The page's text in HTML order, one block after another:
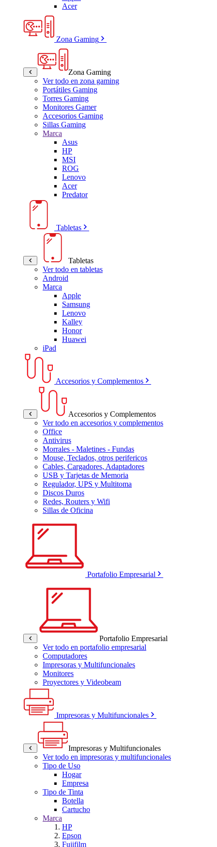
Acer
Zona Gaming
Zona Gaming
Ver todo en zona gaming
Portátiles Gaming
Torres Gaming
Monitores Gamer
Accesorios Gaming
Sillas Gaming
Marca
Asus
HP
MSI
ROG
Lenovo
Acer
Predator
Tabletas
Tabletas
Ver todo en tabletas
Android
Marca
Apple
Samsung
Lenovo
Kalley
Honor
Huawei
iPad
Accesorios y Complementos
Accesorios y Complementos
Ver todo en accesorios y complementos
Office
Antivirus
Morrales - Maletines - Fundas
Mouse, Teclados, otros perifericos
Cables, Cargadores, Adaptadores
USB y Tarjetas de Memoria
Regulador, UPS y Multitoma
Discos Duros
Redes, Routers y Wifi
Sillas de Oficina
Portafolio Empresarial
Portafolio Empresarial
Ver todo en portafolio empresarial
Computadores
Impresoras y Multifuncionales
Monitores
Proyectores y Videobeam
Impresoras y Multifuncionales
Impresoras y Multifuncionales
Ver todo en impresoras y multifuncionales
Tipo de Uso
Hogar
Empresa
Tipo de Tinta
Botella
Cartucho
Marca
HP
Epson
Fujifilm